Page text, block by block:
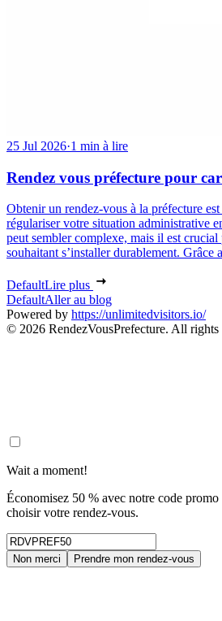
25 Jul 2026·1 min à lire
Rendez vous préfecture pour
Obtenir un rendez-vous à la préfecture
régulariser votre situation administrative
peut sembler complexe, mais il est
souhaitant s’installer durablement. Grâce
DefaultLire plus
DefaultAller au blog
Powered by https://unlimitedvisitors.io/
© 2026 RendezVousPrefecture. All rights
Wait a moment!
Économisez 50 % avec notre code
choisir votre rendez-vous.
Non merci Prendre mon rendez-vous